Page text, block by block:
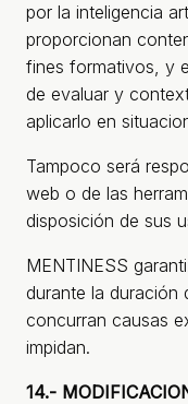
por la inteligencia
proporcionan
fines formativos, y
de evaluar y
aplicarlo en
Tampoco será
web o de las
disposición de sus
MENTINESS
durante la duración
concurran causas
impidan.
14.-